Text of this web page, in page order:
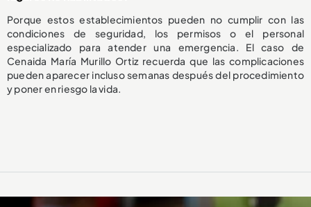
Porque estos establecimientos pueden no cumplir con las
condiciones de seguridad, los permisos o el personal
especializado para atender una emergencia. El caso de
Cenaida María Murillo Ortiz recuerda que las complicaciones
pueden aparecer incluso semanas después del procedimiento
y poner en riesgo la vida.